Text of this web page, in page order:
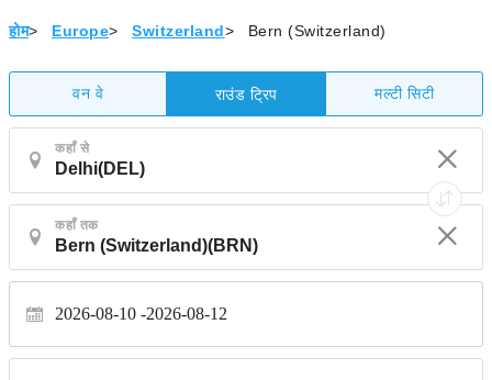
होम> Europe> Switzerland> Bern (Switzerland)
वन वे राउंड ट्रिप मल्टी सिटी
कहाँ से
कहाँ तक
2026-08-10 2026-08-12